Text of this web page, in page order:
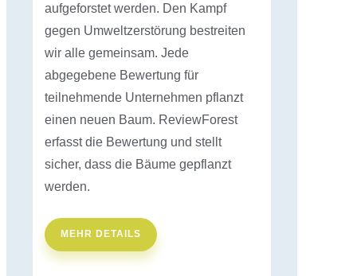
aufgeforstet werden. Den Kampf
gegen Umweltzerstörung bestreiten
wir alle gemeinsam. Jede
abgegebene Bewertung für
teilnehmende Unternehmen pflanzt
einen neuen Baum. ReviewForest
erfasst die Bewertung und stellt
sicher, dass die Bäume gepflanzt
werden.
MEHR DETAILS